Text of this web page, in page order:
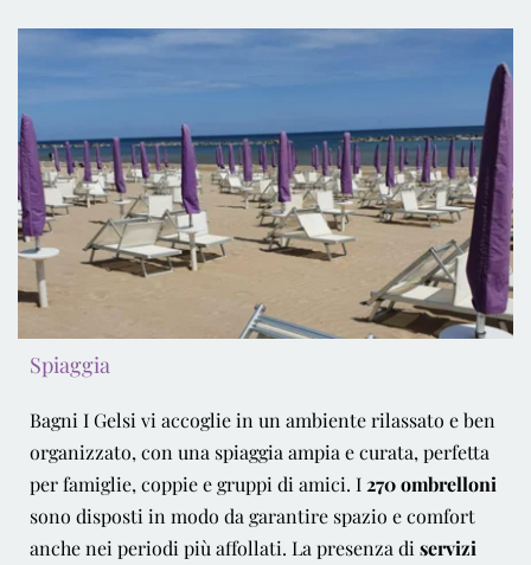
Spiaggia
Bagni I Gelsi vi accoglie in un ambiente rilassato e ben
organizzato, con una spiaggia ampia e curata, perfetta
per famiglie, coppie e gruppi di amici. I270 ombrelloni
sono disposti in modo da garantire spazio e comfort
anche nei periodi più affollati. La presenza di servizi